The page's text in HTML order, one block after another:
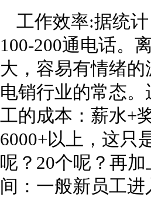
工作效率:据统
100-200通电话。
大，容易有情绪
电销行业的常态
工的成本：薪水+
6000+以上，这只
呢？20个呢？再
间：一般新员工